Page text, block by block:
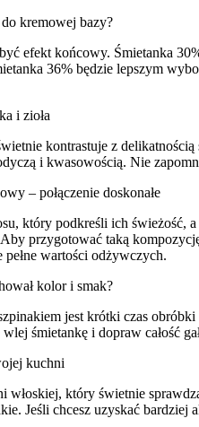
kremowej bazy?
efekt końcowy. Śmietanka
36% będzie lepszym
i zioła
kontrastuje z
i kwasowością. Nie
– połączenie doskonałe
który podkreśli ich świeżość,
przygotować taką
wartości odżywczych.
kolor i smak?
jest krótki czas
śmietankę i dopraw całość
kuchni
włoskiej, który świetnie
Jeśli chcesz uzyskać